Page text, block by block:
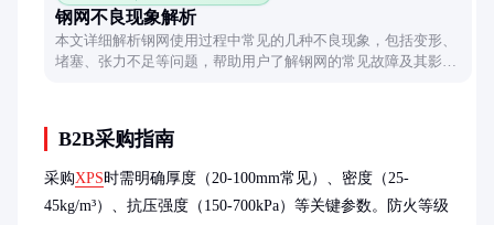
钢网不良现象解析
本文详细解析钢网使用过程中常见的几种不良现象，包括变形、
堵塞、张力不足等问题，帮助用户了解钢网的常见故障及其影
B2B采购指南
采购XPS时需明确厚度（20-100mm常见）、密度（25-
45kg/m³）、抗压强度（150-700kPa）等关键参数。防火等级